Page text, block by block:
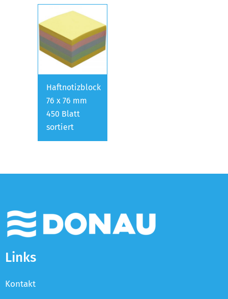
Haftnotizblock
76 x 76 mm
450 Blatt
sortiert
Links
Kontakt